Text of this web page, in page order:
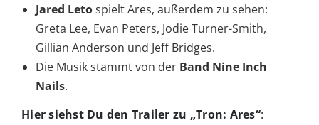
Jared Letospielt Ares, außerdem zu sehen:
Greta Lee, Evan Peters, Jodie Turner-Smith,
Gillian Anderson und Jeff Bridges.
Die Musik stammt von der Band Nine Inch
Nails.
Hier siehst Du den Trailer zu „Tron: Ares“: